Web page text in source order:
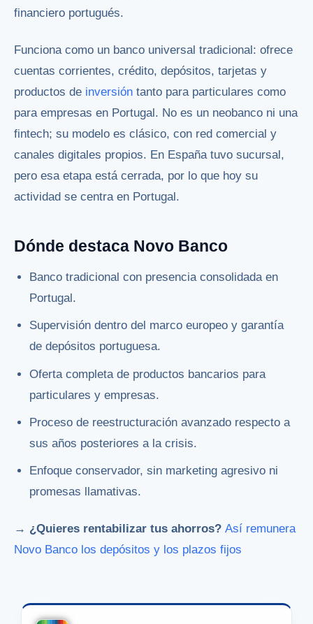
financiero portugués.
Funciona como un banco universal tradicional: ofrece
cuentas corrientes, crédito, depósitos, tarjetas y
productos de inversión tanto para particulares como
para empresas en Portugal. No es un neobanco ni una
fintech; su modelo es clásico, con red comercial y
canales digitales propios. En España tuvo sucursal,
pero esa etapa está cerrada, por lo que hoy su
actividad se centra en Portugal.
Dónde destaca Novo Banco
Banco tradicional con presencia consolidada en
Portugal.
Supervisión dentro del marco europeo y garantía
de depósitos portuguesa.
Oferta completa de productos bancarios para
particulares y empresas.
Proceso de reestructuración avanzado respecto a
sus años posteriores a la crisis.
Enfoque conservador, sin marketing agresivo ni
promesas llamativas.
→ ¿Quieres rentabilizar tus ahorros? Así remunera
Novo Banco los depósitos y los plazos fijos